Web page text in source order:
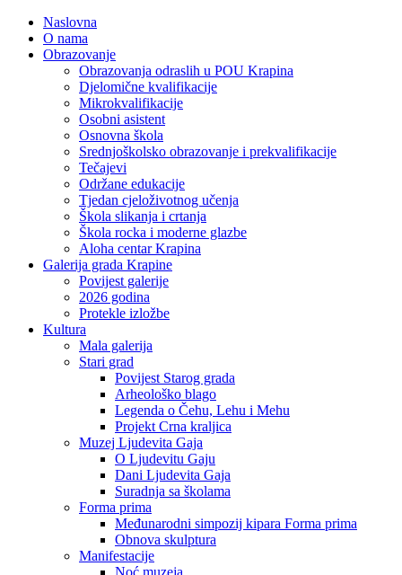
Naslovna
O nama
Obrazovanje
Obrazovanja odraslih u POU Krapina
Djelomične kvalifikacije
Mikrokvalifikacije
Osobni asistent
Osnovna škola
Srednjoškolsko obrazovanje i prekvalifikacije
Tečajevi
Održane edukacije
Tjedan cjeloživotnog učenja
Škola slikanja i crtanja
Škola rocka i moderne glazbe
Aloha centar Krapina
Galerija grada Krapine
Povijest galerije
2026 godina
Protekle izložbe
Kultura
Mala galerija
Stari grad
Povijest Starog grada
Arheološko blago
Legenda o Čehu, Lehu i Mehu
Projekt Crna kraljica
Muzej Ljudevita Gaja
O Ljudevitu Gaju
Dani Ljudevita Gaja
Suradnja sa školama
Forma prima
Međunarodni simpozij kipara Forma prima
Obnova skulptura
Manifestacije
Noć muzeja